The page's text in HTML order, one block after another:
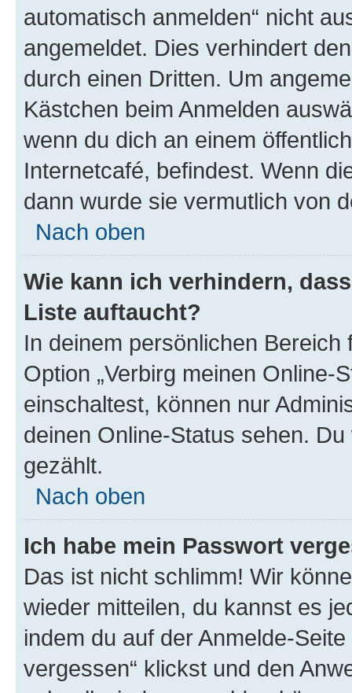
automatisch anmelden“ nicht
angemeldet. Dies verhindert
durch einen Dritten. Um
Kästchen beim Anmelden
wenn du dich an einem
Internetcafé, befindest. Wenn
dann wurde sie vermutlich von
Nach oben
Wie kann ich verhindern,
Liste auftaucht?
In deinem persönlichen
Option „Verbirg meinen Online-
einschaltest, können nur
deinen Online-Status sehen.
gezählt.
Nach oben
Ich habe mein Passwort
Das ist nicht schlimm! Wir
wieder mitteilen, du kannst es
indem du auf der Anmelde-
vergessen“ klickst und den